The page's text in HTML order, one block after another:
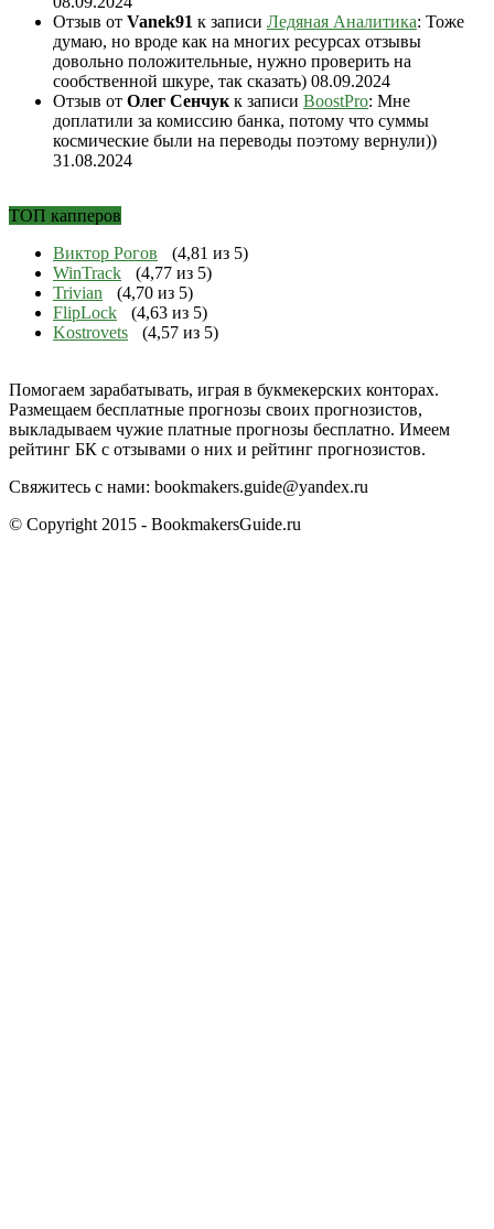
ТОП капперов
Виктор Рогов
(4,81 из 5)
WinTrack
(4,77 из 5)
Trivian
(4,70 из 5)
FlipLock
(4,63 из 5)
Kostrovets
(4,57 из 5)
Отзыв от Vanek91 к записи Ледяная Аналитика: Тоже
думаю, но вроде как на многих ресурсах отзывы
довольно положительные, нужно проверить на
сообственной шкуре, так сказать) 08.09.2024
Отзыв от Олег Сенчук к записи BoostPro: Мне
доплатили за комиссию банка, потому что суммы
космические были на переводы поэтому вернули))
31.08.2024
Помогаем зарабатывать, играя в букмекерских конторах.
Размещаем бесплатные прогнозы своих прогнозистов,
выкладываем чужие платные прогнозы бесплатно. Имеем
рейтинг БК с отзывами о них и рейтинг прогнозистов.
Свяжитесь с нами: bookmakers.guide@yandex.ru
© Copyright 2015 - BookmakersGuide.ru